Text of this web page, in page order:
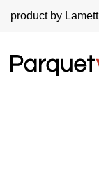
product by Lamett